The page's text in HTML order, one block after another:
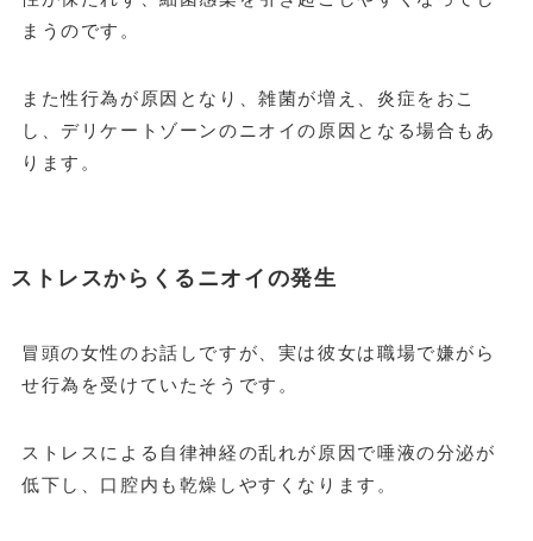
まうのです。
また性行為が原因となり、雑菌が増え、炎症をおこ
し、デリケートゾーンのニオイの原因となる場合もあ
ります。
ストレスからくるニオイの発生
冒頭の女性のお話しですが、実は彼女は職場で嫌がら
せ行為を受けていたそうです。
ストレスによる自律神経の乱れが原因で唾液の分泌が
低下し、口腔内も乾燥しやすくなります。